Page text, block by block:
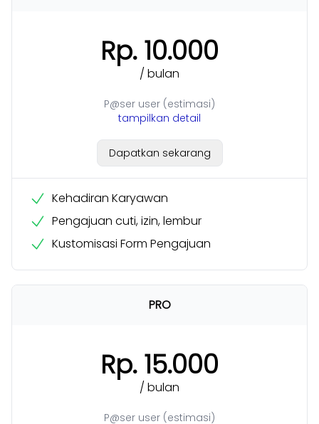
Rp. 10.000
/ bulan
P@ser user (estimasi)
tampilkan detail
Dapatkan sekarang
Kehadiran Karyawan
Pengajuan cuti, izin, lembur
Kustomisasi Form Pengajuan
PRO
Rp. 15.000
/ bulan
P@ser user (estimasi)